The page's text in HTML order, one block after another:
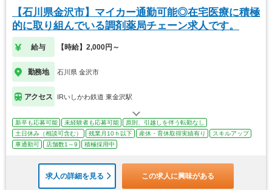
【石川県金沢市】マイカー通勤可能◎在宅医療に積極
的に取り組んでいる調剤薬局チェーン求人です。
給与 【時給】2,000円～
勤務地 石川県 金沢市
アクセス IRいしかわ鉄道 東金沢駅
新卒も応募可能 未経験者も応募可能
原則、引越しを伴う転勤なし
土日休み（相談可含む）
残業月10ｈ以下 産休・育休取得実績有り
スキルアップ
車通勤可
店舗数1～9 積極採用中
求人の詳細を見る この求人に興味がある